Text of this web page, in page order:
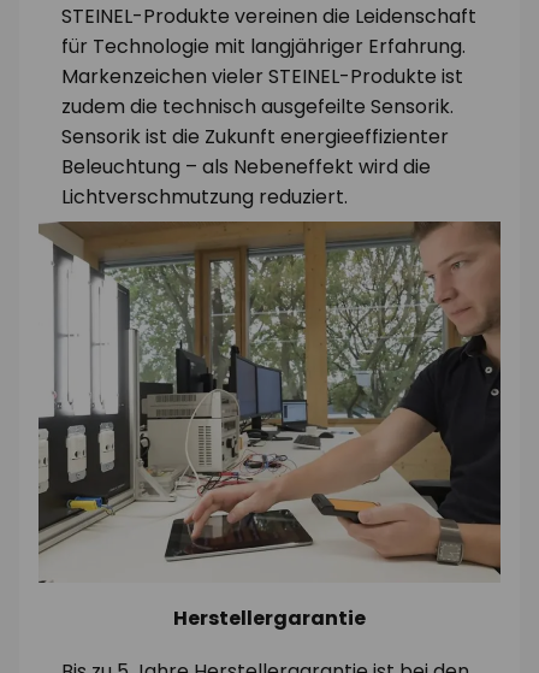
STEINEL-Produkte vereinen die Leidenschaft
für Technologie mit langjähriger Erfahrung.
Markenzeichen vieler STEINEL-Produkte ist
zudem die technisch ausgefeilte Sensorik.
Sensorik ist die Zukunft energieeffizienter
Beleuchtung – als Nebeneffekt wird die
Lichtverschmutzung reduziert.
Herstellergarantie